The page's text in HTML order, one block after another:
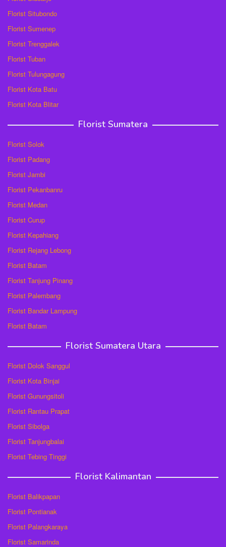
Florist Situbondo
Florist Sumenep
Florist Trenggalek
Florist Tuban
Florist Tulungagung
Florist Kota Batu
Florist Kota Blitar
Florist Sumatera
Florist Solok
Florist Padang
Florist Jambi
Florist Pekanbanru
Florist Medan
Florist Curup
Florist Kepahiang
Florist Rejang Lebong
Florist Batam
Florist Tanjung Pinang
Florist Palembang
Florist Bandar Lampung
Florist Batam
Florist Sumatera Utara
Florist Dolok Sanggul
Florist Kota Binjai
Florist Gunungsitoli
Florist Rantau Prapat
Florist Sibolga
Florist Tanjungbalai
Florist Tebing Tinggi
Florist Kalimantan
Florist Balikpapan
Florist Pontianak
Florist Palangkaraya
Florist Samarinda